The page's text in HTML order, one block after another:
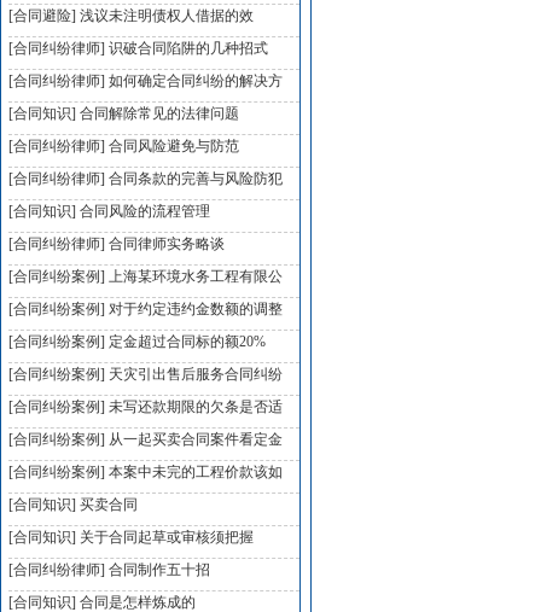
[合同避险] 浅议未注明债权人借据的效
[合同纠纷律师] 识破合同陷阱的几种招式
[合同纠纷律师] 如何确定合同纠纷的解决方
[合同知识] 合同解除常见的法律问题
[合同纠纷律师] 合同风险避免与防范
[合同纠纷律师] 合同条款的完善与风险防犯
[合同知识] 合同风险的流程管理
[合同纠纷律师] 合同律师实务略谈
[合同纠纷案例] 上海某环境水务工程有限公
[合同纠纷案例] 对于约定违约金数额的调整
[合同纠纷案例] 定金超过合同标的额20%
[合同纠纷案例] 天灾引出售后服务合同纠纷
[合同纠纷案例] 未写还款期限的欠条是否适
[合同纠纷案例] 从一起买卖合同案件看定金
[合同纠纷案例] 本案中未完的工程价款该如
[合同知识] 买卖合同
[合同知识] 关于合同起草或审核须把握
[合同纠纷律师] 合同制作五十招
[合同知识] 合同是怎样炼成的